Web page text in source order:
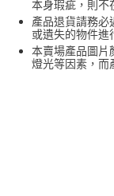
本身瑕疵，則不
產品退貨請務必
或遺失的物件進
本賣場產品圖片
燈光等因素，而